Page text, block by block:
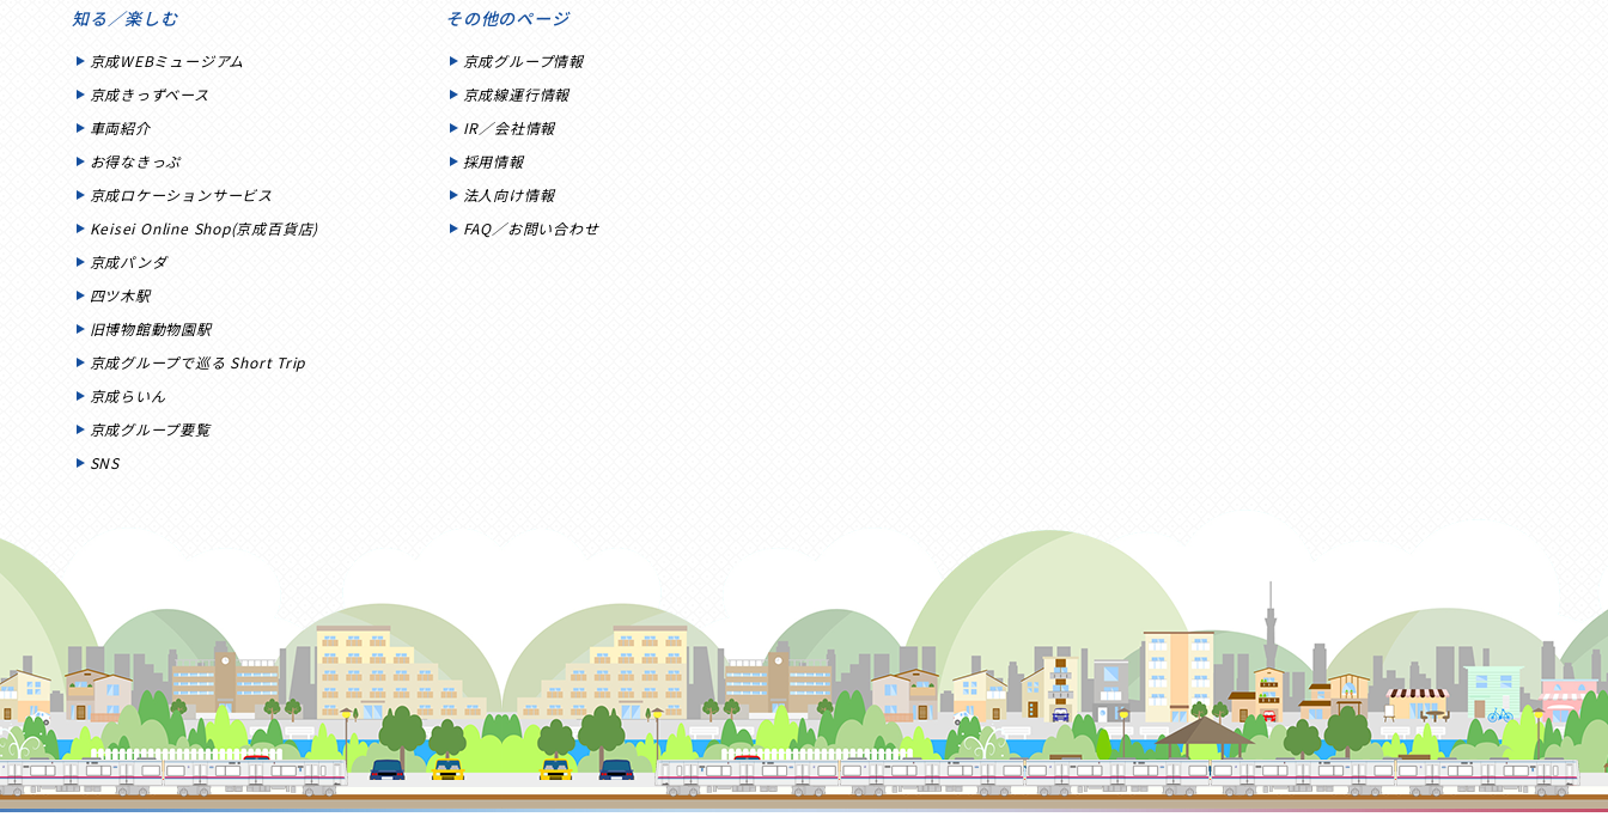
知る／楽しむ
京成WEBミュージアム
京成きっずベース
車両紹介
お得なきっぷ
京成ロケーションサービス
Keisei Online Shop(京成百貨店)
京成パンダ
四ツ木駅
旧博物館動物園駅
京成グループで巡る Short Trip
京成らいん
京成グループ要覧
SNS
その他のページ
京成グループ情報
京成線運行情報
IR／会社情報
採用情報
法人向け情報
FAQ／お問い合わせ